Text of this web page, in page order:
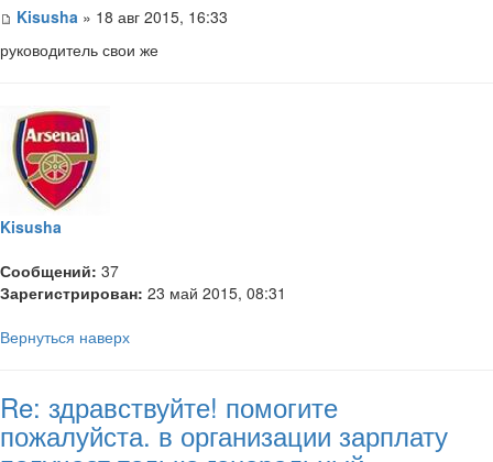
Kisusha » 18 авг 2015, 16:33
руководитель свои же
Kisusha
Сообщений: 37
Зарегистрирован: 23 май 2015, 08:31
Вернуться наверх
Re: здравствуйте! помогите
пожалуйста. в организации зарплату